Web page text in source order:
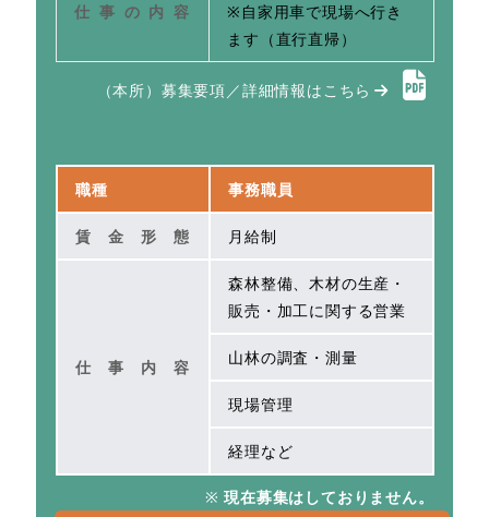
仕事の内容
※自家用車で現場へ行き
ます（直行直帰）
（本所）募集要項／詳細情報はこちら
職種 事務職員
賃金形態 月給制
仕事内容
森林整備、木材の生産・
販売・加工に関する営業
山林の調査・測量
現場管理
経理など
※現在募集はしておりません。